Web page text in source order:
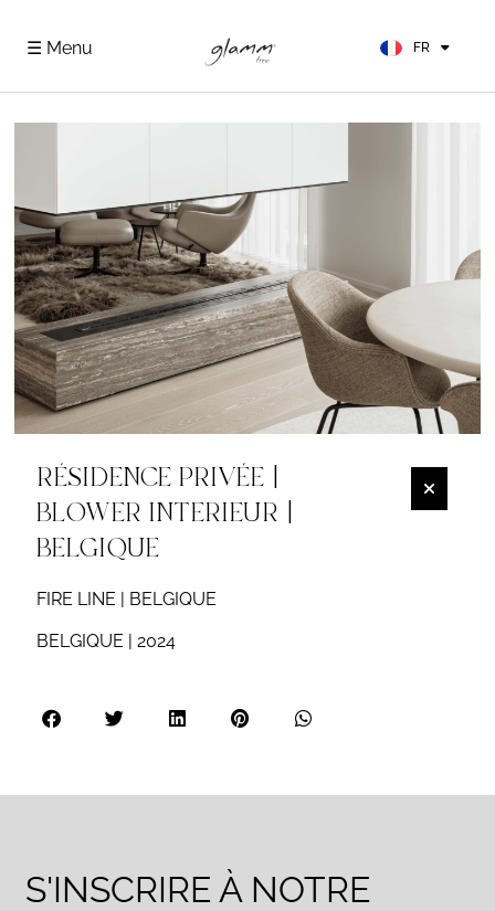
☰ Menu FR
DE
RÉSIDENCE PRIVÉE |
BLOWER INTERIEUR |
BELGIQUE
FIRE LINE | BELGIQUE
BELGIQUE | 2024
S'INSCRIRE À NOTRE